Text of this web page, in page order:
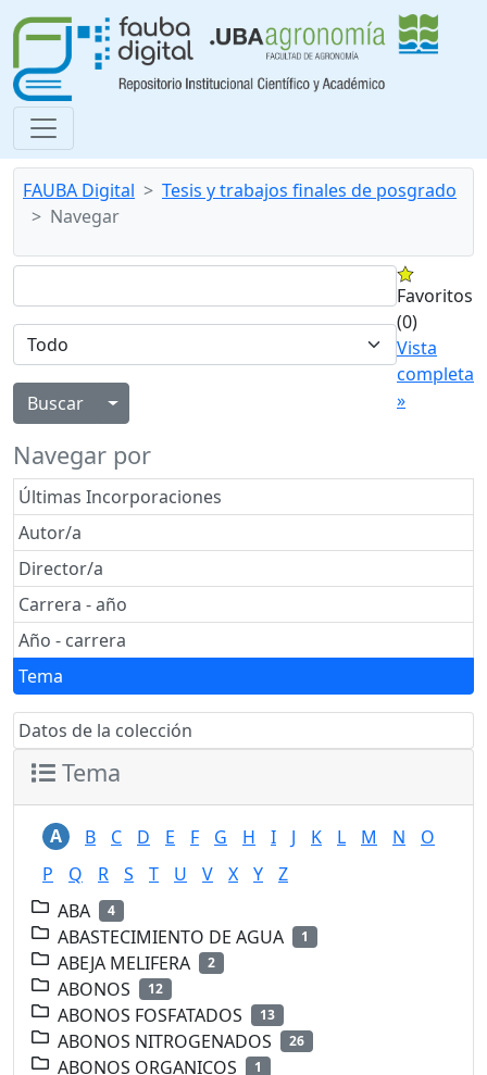
FAUBA Digital
Tesis y trabajos finales de posgrado
Navegar
Alternar menú desplegable
Favoritos
(0)
Vista
completa
»
Navegar por
Últimas Incorporaciones
Autor/a
Director/a
Carrera - año
Año - carrera
Tema
Datos de la colección
Tema
A B C D E F G H I J K L M N
O
P
Q R S T U V X Y
Z
ABA
4
ABASTECIMIENTO DE AGUA 1
ABEJA MELIFERA 2
ABONOS 12
ABONOS FOSFATADOS 13
ABONOS NITROGENADOS 26
ABONOS ORGANICOS 1